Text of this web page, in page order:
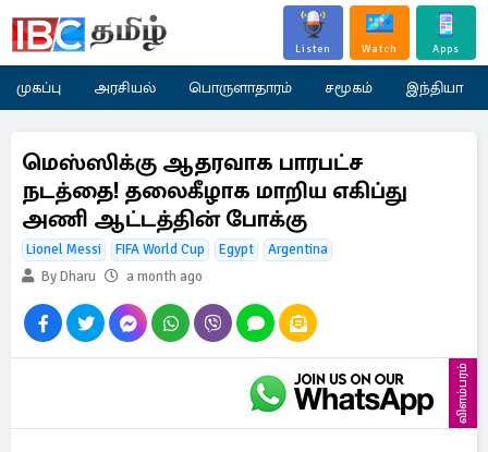
Listen Watch Apps
முகப்பு அரசியல் பொருளாதாரம் சமூகம் இந்தியா
மெஸ்ஸிக்கு ஆதரவாக பாரபட்ச
நடத்தை! தலைகீழாக மாறிய எகிப்து
அணி ஆட்டத்தின் போக்கு
Lionel Messi FIFA World Cup Egypt
Argentina
By Dharu
a month ago
விளம்பரம்